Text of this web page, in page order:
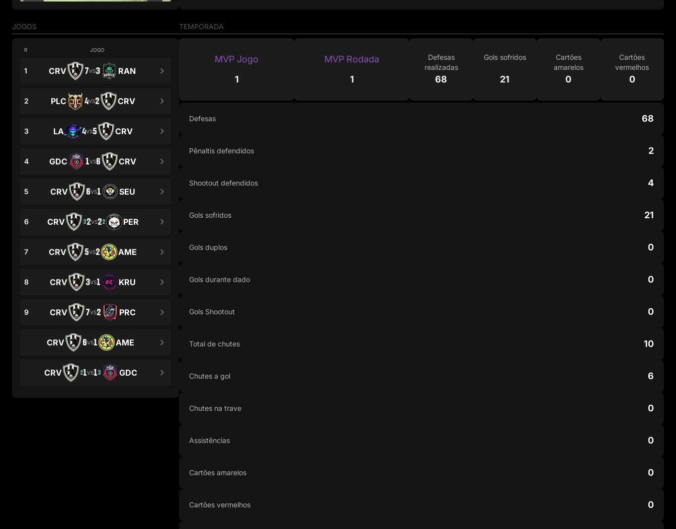
JOGOS
R JOGO
1 CRV 7VS3 RAN
2 PLC 4VS2 CRV
3 LA 4VS5 CRV
4 GDC 1VS6 CRV
5 CRV 6VS1 SEU
6 CRV 32VS22 PER
7 CRV 5VS2 AME
8 CRV 3VS1 KRU
9 CRV 7VS2 PRC
CRV 6VS1 AME
CRV 21VS13 GDC
TEMPORADA
MVP Jogo
1
MVP Rodada
1
Defesas
realizadas
68
Gols sofridos
21
Cartões
amarelos
0
Cartões
vermelhos
0
Defesas 68
Pênaltis defendidos 2
Shootout defendidos 4
Gols sofridos 21
Gols duplos 0
Gols durante dado 0
Gols Shootout 0
Total de chutes 10
Chutes a gol 6
Chutes na trave 0
Assistências 0
Cartões amarelos 0
Cartões vermelhos 0